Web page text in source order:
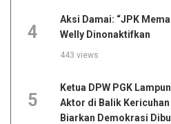
4
Aksi Damai: “JPK
Welly Dinonaktifkan
443 views
5
Ketua DPW PGK
Aktor di Balik
Biarkan Demokrasi